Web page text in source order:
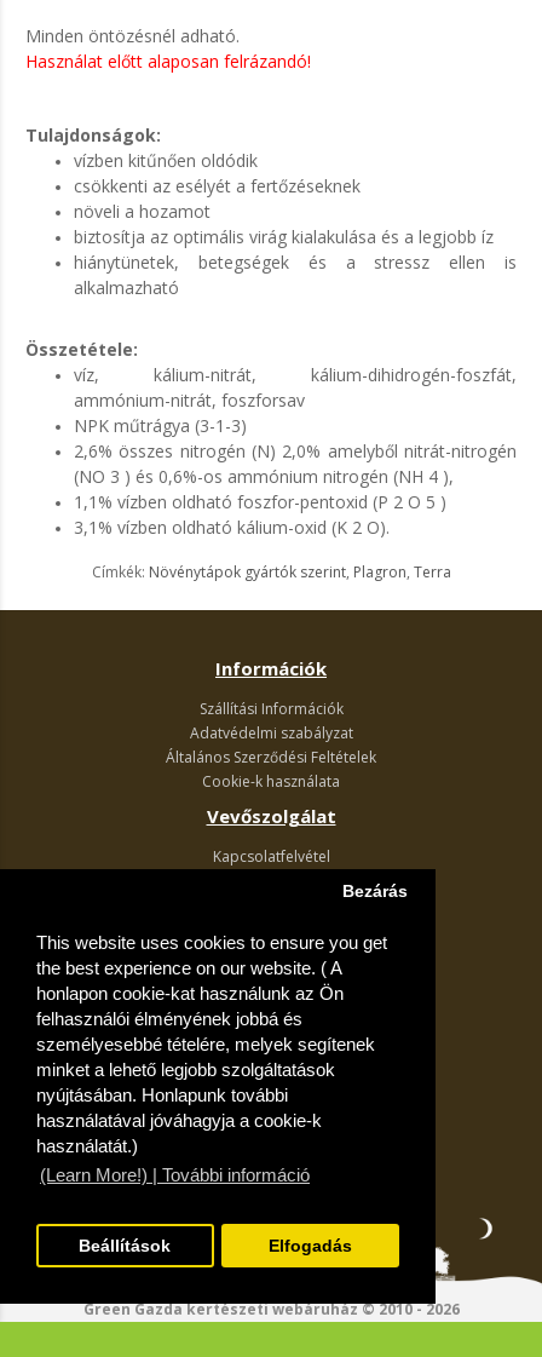
This website uses cookies to ensure you get
the best experience on our website. ( A
honlapon cookie-kat használunk az Ön
felhasználói élményének jobbá és
személyesebbé tételére, melyek segítenek
minket a lehető legjobb szolgáltatások
nyújtásában. Honlapunk további
használatával jóváhagyja a cookie-k
használatát.)
(Learn More!) | További információ
Bezárás
Beállítások Elfogadás
Minden öntözésnél adható.
Használat előtt alaposan felrázandó!
Tulajdonságok:
vízben kitűnően oldódik
csökkenti az esélyét a fertőzéseknek
növeli a hozamot
biztosítja az optimális virág kialakulása és a legjobb íz
hiánytünetek, betegségek és a stressz ellen is
alkalmazható
Összetétele:
víz, kálium-nitrát, kálium-dihidrogén-foszfát,
ammónium-nitrát, foszforsav
NPK műtrágya (3-1-3)
2,6% összes nitrogén (N) 2,0% amelyből nitrát-nitrogén
(NO 3 ) és 0,6%-os ammónium nitrogén (NH 4 ),
1,1% vízben oldható foszfor-pentoxid (P 2 O 5 )
3,1% vízben oldható kálium-oxid (K 2 O).
Címkék: Növénytápok gyártók szerint, Plagron, Terra
Információk
Szállítási Információk
Adatvédelmi szabályzat
Általános Szerződési Feltételek
Cookie-k használata
Vevőszolgálat
Kapcsolatfelvétel
Akciós ajánlatok
Fiók
Kívánságlista
Green Gazda kertészeti webáruház © 2010 - 2026